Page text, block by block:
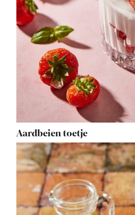
Aardbeien toetje